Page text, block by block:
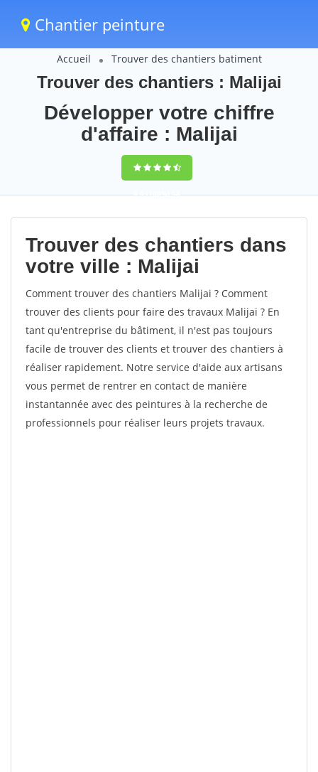
Chantier peinture
Accueil Trouver des chantiers batiment
Trouver des chantiers : Malijai
Développer votre chiffre
d'affaire : Malijai
9,5(100%)58
votes
Trouver des chantiers dans
votre ville : Malijai
Comment trouver des chantiers Malijai ? Comment
trouver des clients pour faire des travaux Malijai ? En
tant qu'entreprise du bâtiment, il n'est pas toujours
facile de trouver des clients et trouver des chantiers à
réaliser rapidement. Notre service d'aide aux artisans
vous permet de rentrer en contact de manière
instantannée avec des peintures à la recherche de
professionnels pour réaliser leurs projets travaux.